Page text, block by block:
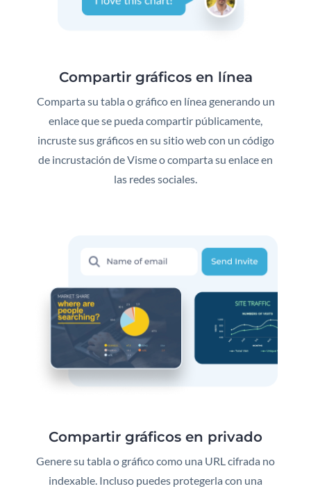
Compartir gráficos en línea
Comparta su tabla o gráfico en línea generando un
enlace que se pueda compartir públicamente,
incruste sus gráficos en su sitio web con un código
de incrustación de Visme o comparta su enlace en
las redes sociales.
Compartir gráficos en privado
Genere su tabla o gráfico como una URL cifrada no
indexable. Incluso puedes protegerla con una